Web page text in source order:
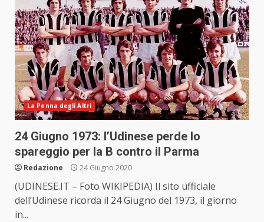
La Penna degli Altri
24 Giugno 1973: l’Udinese perde lo
spareggio per la B contro il Parma
Redazione 24 Giugno 2020
(UDINESE.IT – Foto WIKIPEDIA) Il sito ufficiale
dell’Udinese ricorda il 24 Giugno del 1973, il giorno
in...